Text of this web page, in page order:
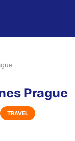
Prague
TRAVEL